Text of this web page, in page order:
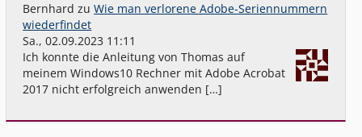
Bernhard zuWie man verlorene Adobe-Seriennummern
wiederfindet
Sa., 02.09.2023 11:11
Ich konnte die Anleitung von Thomas auf
meinem Windows10 Rechner mit Adobe Acrobat
2017 nicht erfolgreich anwenden […]